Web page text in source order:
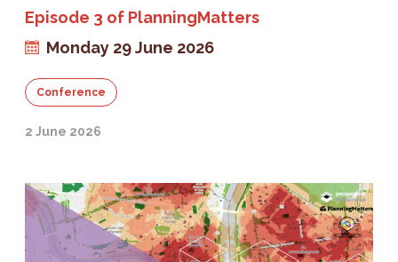
Episode 3 of PlanningMatters
Monday 29 June 2026
Conference
2 June 2026